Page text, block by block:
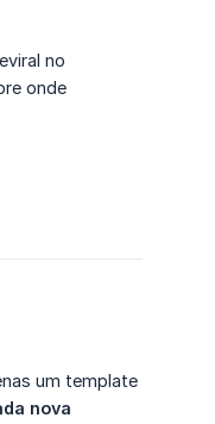
no
onde
um template
nova